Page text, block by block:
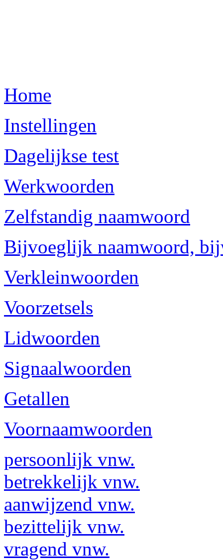
Home
Instellingen
Dagelijkse test
Werkwoorden
Zelfstandig naamwoord
Bijvoeglijk naamwoord,
Verkleinwoorden
Voorzetsels
Lidwoorden
Signaalwoorden
Getallen
Voornaamwoorden
persoonlijk vnw.
betrekkelijk vnw.
aanwijzend vnw.
bezittelijk vnw.
vragend vnw.